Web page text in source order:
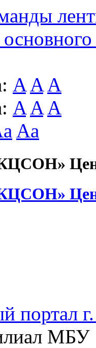
A A A
A A A
Aa
портал
МБУ